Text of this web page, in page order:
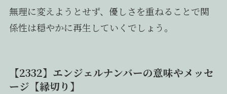
無理に変えようとせず、優しさを重ねることで関
係性は穏やかに再生していくでしょう。
【2332】エンジェルナンバーの意味やメッセ
ージ【縁切り】